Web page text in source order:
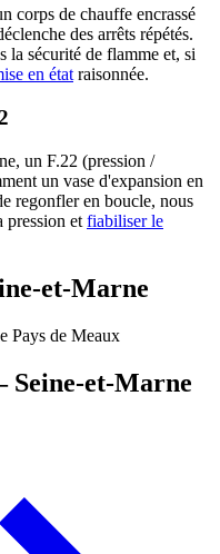
corps de chauffe encrassé
des arrêts répétés.
la sécurité de flamme et, si
en étatraisonnée.
un F.22 (pression /
un vase d'expansion en
regonfler en boucle, nous
pression et fiabiliser le
et-Marne
Pays de Meaux
Seine-et-Marne